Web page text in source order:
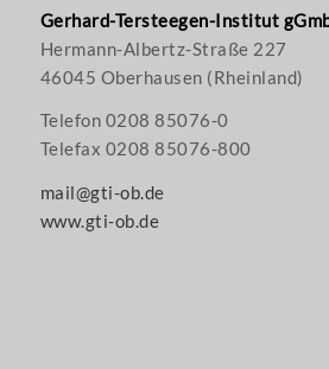
Gerhard-Tersteegen-Institut
Hermann-Albertz-Straße 227
46045 Oberhausen (Rheinland)
Telefon 0208 85076-0
Telefax 0208 85076-800
mail@gti-ob.de
www.gti-ob.de